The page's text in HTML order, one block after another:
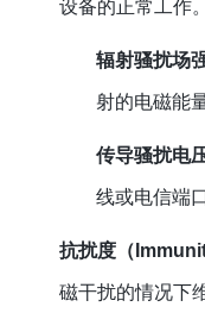
设备的正常工作。
辐射骚扰场
射的电磁能量
传导骚扰电
线或电信端
抗扰度（
磁干扰的情况下